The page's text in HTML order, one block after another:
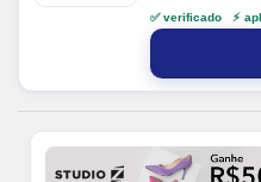
✅ verificado ⚡